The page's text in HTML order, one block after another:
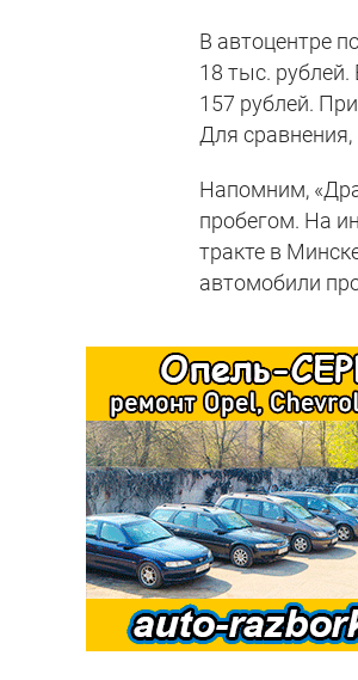
В автоцентре
18 тыс.
157 рублей.
Для
Напомним,
пробегом. На
тракте в
автомобили